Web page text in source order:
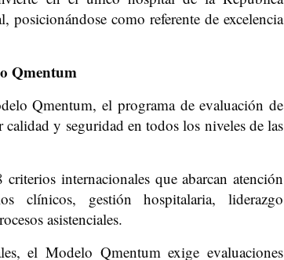
como referente de excelencia
Qmentum
Qmentum, el programa de evaluación de
y seguridad en todos los niveles de las
internacionales que abarcan atención
clínicos, gestión hospitalaria, liderazgo
asistenciales.
el Modelo Qmentum exige evaluaciones